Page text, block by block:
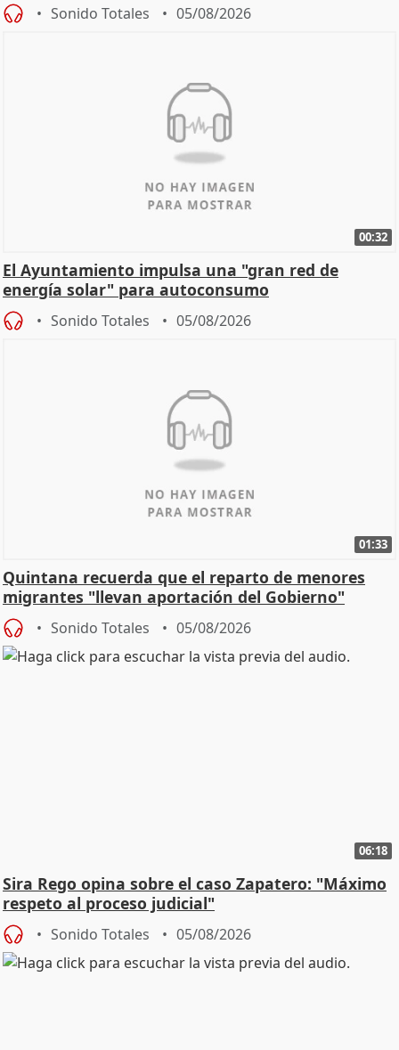
Sonido Totales 05/08/2026
00:32
El Ayuntamiento impulsa una "gran red de
energía solar" para autoconsumo
Sonido Totales 05/08/2026
01:33
Quintana recuerda que el reparto de menores
migrantes "llevan aportación del Gobierno"
central
Sonido Totales 05/08/2026
06:18
Sira Rego opina sobre el caso Zapatero: "Máximo
respeto al proceso judicial"
Sonido Totales 05/08/2026